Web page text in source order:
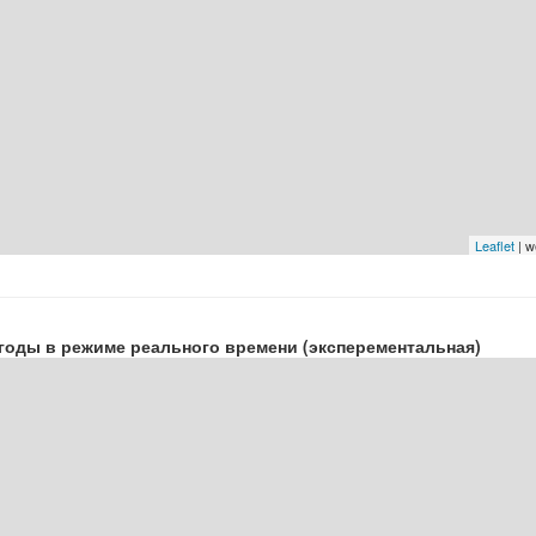
Leaflet |
в режиме реального времени (эксперементальная)